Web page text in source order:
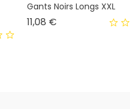
Gants Noirs Longs XXL
11,08 €Prix